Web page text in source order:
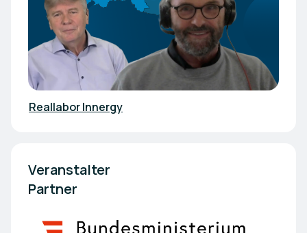
Reallabor Innergy
Veranstalter
Partner